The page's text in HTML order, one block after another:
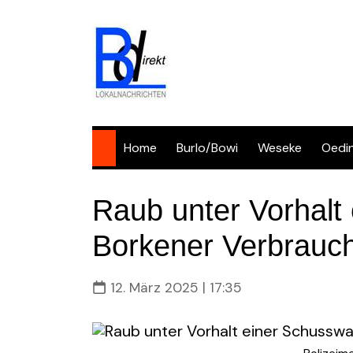
Home Burlo/Bowi Weseke
Raub unter
Borkener
12. März 2025 | 17:35